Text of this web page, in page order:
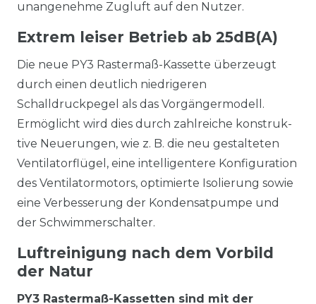
unangenehme Zugluft auf den Nutzer.
Extrem leiser Betrieb ab 25dB(A)
Die neue PY3 Rastermaß-Kassette überzeugt
durch einen deutlich niedrigeren
Schalldruckpegel als das Vorgängermodell.
Ermöglicht wird dies durch zahlreiche konstruk-
tive Neuerungen, wie z. B. die neu gestalteten
Ventilatorflügel, eine intelligentere Konfiguration
des Ventilatormotors, optimierte Isolierung sowie
eine Verbesserung der Kondensatpumpe und
der Schwimmerschalter.
Luftreinigung nach dem Vorbild
der Natur
PY3 Rastermaß-Kassetten sind mit der